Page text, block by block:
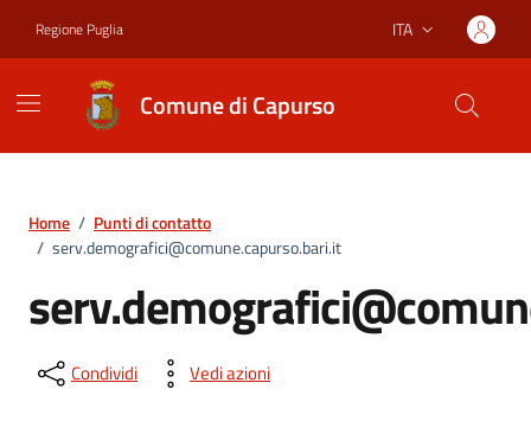
Regione Puglia Lingua attiva:
ITA
Comune di Capurso
Home / Punti di contatto
/ serv.demografici@comune.capurso.bari.it
Condividi Vedi azioni